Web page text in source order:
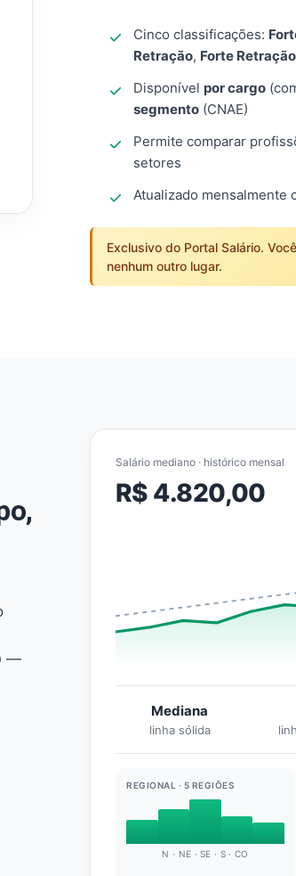
Cinco classificações:
Retração, Forte Retração
Disponível por cargo
segmento (CNAE)
Permite comparar
setores
Atualizado mensalmente
Exclusivo do Portal Salário.
nenhum outro lugar.
—
Salário mediano · histórico mensal
R$ 4.820,00
Mediana
linha sólida
REGIONAL · 5 REGIÕES
N · NE · SE · S · CO